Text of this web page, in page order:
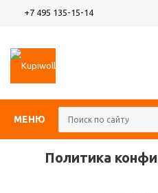
+7 495 135-15-14
МЕНЮ
Политика